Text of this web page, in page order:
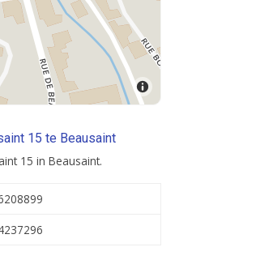
15 te Beausaint
15 in Beausaint.